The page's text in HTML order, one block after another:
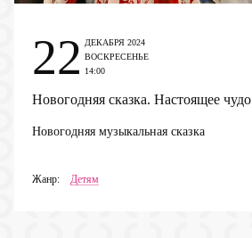
Новогодняя сказка. Настоящее чудо
Новогодняя музыкальная сказка
Жанр: Детям
22
ДЕКАБРЯ 2024
ВОСКРЕСЕНЬЕ
14:00